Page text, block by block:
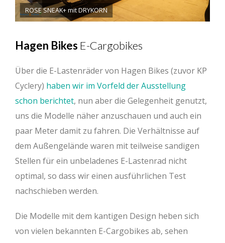
ROSE SNEAK+ mit DRYKORN
Hagen Bikes E-Cargobikes
Über die E-Lastenräder von Hagen Bikes (zuvor KP
Cyclery) haben wir im Vorfeld der Ausstellung
schon berichtet, nun aber die Gelegenheit genutzt,
uns die Modelle näher anzuschauen und auch ein
paar Meter damit zu fahren. Die Verhältnisse auf
dem Außengelände waren mit teilweise sandigen
Stellen für ein unbeladenes E-Lastenrad nicht
optimal, so dass wir einen ausführlichen Test
nachschieben werden.
Die Modelle mit dem kantigen Design heben sich
von vielen bekannten E-Cargobikes ab, sehen